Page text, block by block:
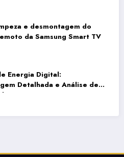
e desmontagem do
da Samsung Smart TV
Energia Digital:
Detalhada e Análise de